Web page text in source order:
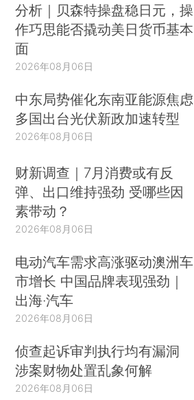
分析｜贝森特操盘稳日元，操
作巧思能否撬动美日货币基本
面
2026年08月06日
中东局势催化东南亚能源焦虑
多国出台光伏新政加速转型
2026年08月06日
财新调查｜7月消费或有反
弹、出口维持强劲 受哪些因
素带动？
2026年08月06日
电动汽车需求高涨驱动澳洲车
市增长 中国品牌表现强劲｜
出海·汽车
2026年08月06日
侦查起诉审判执行均有漏洞
涉案财物处置乱象何解
2026年08月06日